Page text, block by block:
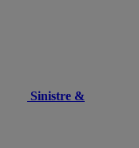
Sinistre &